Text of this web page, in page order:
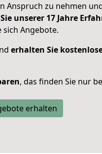
Anspruch zu nehmen
unserer 17 Jahre
Angebote.
erhalten Sie
, das finden Sie nur
erhalten